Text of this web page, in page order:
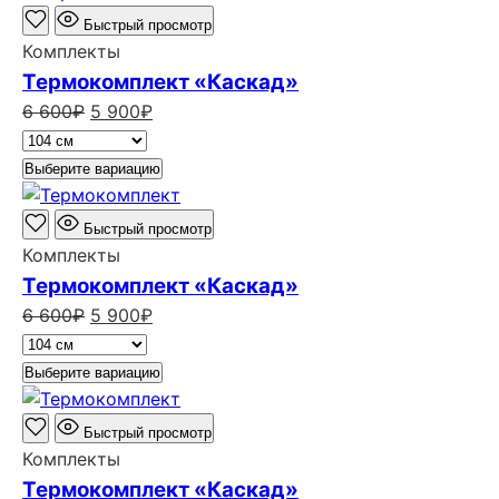
300₽.
Быстрый просмотр
Комплекты
Термокомплект «Каскад»
6 600₽ Первоначальная
цена
составляла
6
600₽.
5 900₽Текущая
5
900₽.
Выберите вариацию
Быстрый просмотр
Комплекты
Термокомплект «Каскад»
6 600₽ Первоначальная
цена
составляла
6
600₽.
5 900₽Текущая
5
900₽.
Выберите вариацию
Быстрый просмотр
Комплекты
Термокомплект «Каскад»